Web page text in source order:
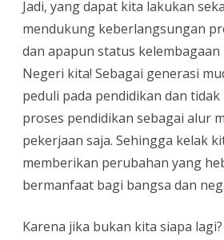
Jadi, yang dapat kita lakukan
mendukung keberlangsungan
dan apapun status
Negeri kita! Sebagai generasi
peduli pada pendidikan dan
proses pendidikan sebagai alur
pekerjaan saja. Sehingga kelak
memberikan perubahan yang
bermanfaat bagi bangsa dan
Karena jika bukan kita siapa lagi?